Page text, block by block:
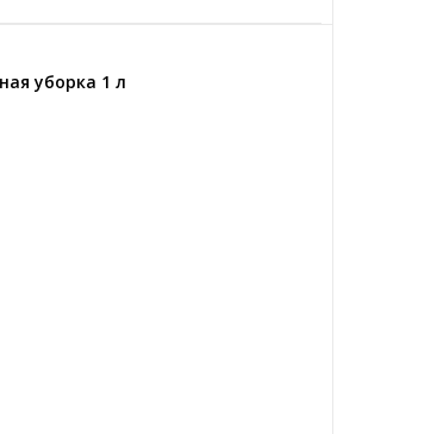
уборка 1 л